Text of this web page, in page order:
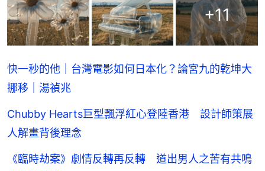
+11
快一秒的他｜台灣電影如何日本化？論宮九的乾坤大
挪移｜湯禎兆
Chubby Hearts巨型飄浮紅心登陸香港 設計師策展
人解畫背後理念
《臨時劫案》劇情反轉再反轉 道出男人之苦有共鳴